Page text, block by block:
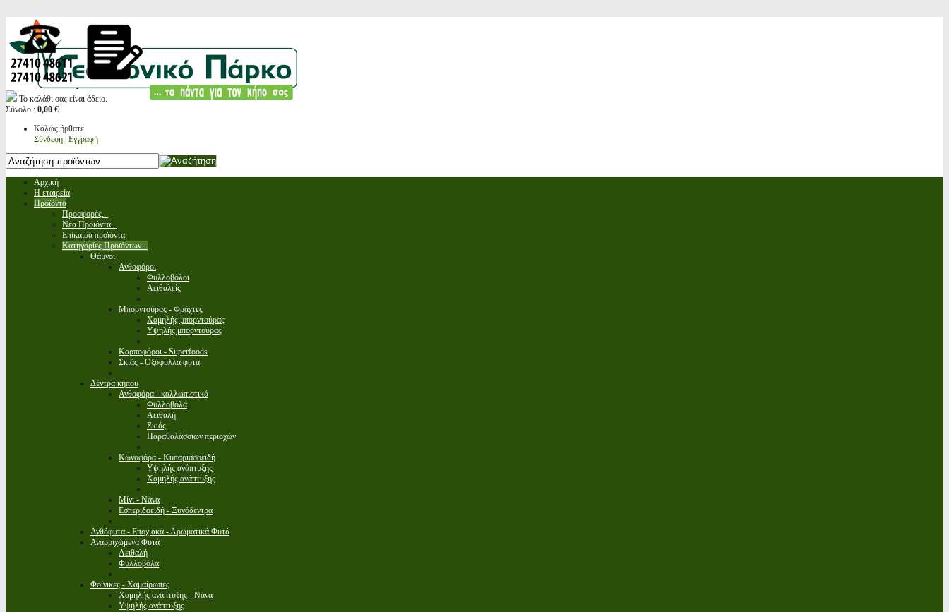
Το καλάθι σας είναι άδειο.
Σύνολο : 0,00 €
Καλώς ήρθατε
Σύνδεση | Εγγραφή
Αρχική
Η εταιρεία
Προϊόντα
Προσφορές...
Νέα Προϊόντα...
Επίκαιρα προϊόντα
Κατηγορίες Προϊόντων...
Θάμνοι
Ανθοφόροι
Φυλλοβόλοι
Αειθαλείς
Μπορντούρας - Φράχτες
Χαμηλής μπορντούρας
Υψηλής μπορντούρας
Καρποφόροι - Superfoods
Σκιάς - Οξύφυλλα φυτά
Δέντρα κήπου
Ανθοφόρα - καλλωπιστικά
Φυλλοβόλα
Αειθαλή
Σκιάς
Παραθαλάσσιων περιοχών
Κωνοφόρα - Κυπαρισσοειδή
Υψηλής ανάπτυξης
Χαμηλής ανάπτυξης
Μίνι - Νάνα
Εσπεριδοειδή - Ξυνόδεντρα
Ανθόφυτα - Εποχιακά - Αρωματικά Φυτά
Αναρριχώμενα Φυτά
Αειθαλή
Φυλλοβόλα
Φοίνικες - Χαμαίρωπες
Χαμηλής ανάπτυξης - Νάνα
Υψηλής ανάπτυξης